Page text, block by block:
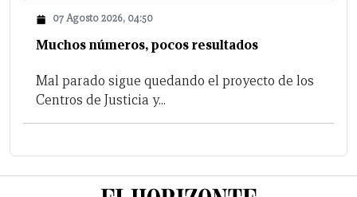
07 Agosto 2026, 04:50
Muchos números, pocos resultados
Mal parado sigue quedando el proyecto de los
Centros de Justicia y...